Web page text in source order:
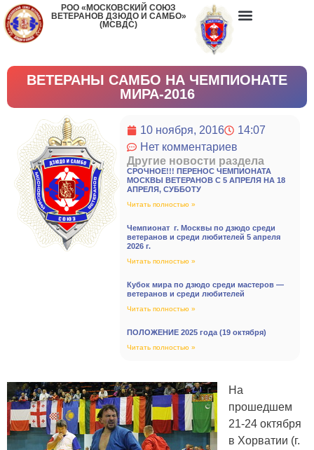
РОО «МОСКОВСКИЙ СОЮЗ
ВЕТЕРАНОВ ДЗЮДО И САМБО»
(МСВДС)
ВЕТЕРАНЫ САМБО НА ЧЕМПИОНАТЕ
МИРА-2016
10 ноября, 2016
14:07
Нет комментариев
Другие новости раздела
СРОЧНОЕ!!! ПЕРЕНОС ЧЕМПИОНАТА
МОСКВЫ ВЕТЕРАНОВ С 5 АПРЕЛЯ НА 18
АПРЕЛЯ, СУББОТУ
Читать полностью »
Чемпионат г. Москвы по дзюдо среди
ветеранов и среди любителей 5 апреля
2026 г.
Читать полностью »
Кубок мира по дзюдо среди мастеров —
ветеранов и среди любителей
Читать полностью »
ПОЛОЖЕНИЕ 2025 года (19 октября)
Читать полностью »
На
прошедшем
21-24 октября
в Хорватии (г.